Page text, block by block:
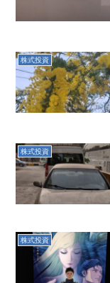
株式投資
株式投資
株式投資